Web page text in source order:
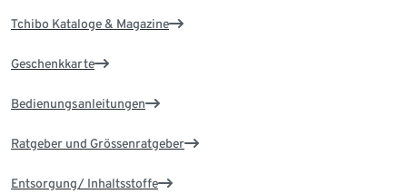
Tchibo Kataloge & Magazine
Geschenkkarte
Bedienungsanleitungen
Ratgeber und Grössenratgeber
Entsorgung/ Inhaltsstoffe